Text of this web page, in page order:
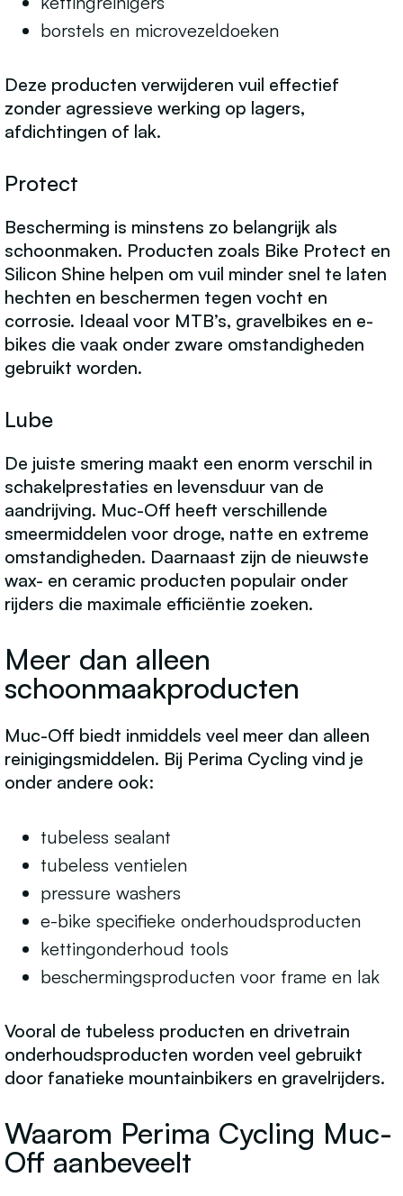
borstels en microvezeldoeken
Deze producten verwijderen vuil effectief
zonder agressieve werking op lagers,
afdichtingen of lak.
Protect
Bescherming is minstens zo belangrijk als
schoonmaken. Producten zoals Bike Protect en
Silicon Shine helpen om vuil minder snel te laten
hechten en beschermen tegen vocht en
corrosie. Ideaal voor MTB’s, gravelbikes en e-
bikes die vaak onder zware omstandigheden
gebruikt worden.
Lube
De juiste smering maakt een enorm verschil in
schakelprestaties en levensduur van de
aandrijving. Muc-Off heeft verschillende
smeermiddelen voor droge, natte en extreme
omstandigheden. Daarnaast zijn de nieuwste
wax- en ceramic producten populair onder
rijders die maximale efficiëntie zoeken.
Meer dan alleen
schoonmaakproducten
Muc-Off biedt inmiddels veel meer dan alleen
reinigingsmiddelen. Bij Perima Cycling vind je
onder andere ook:
tubeless sealant
tubeless ventielen
pressure washers
e-bike specifieke onderhoudsproducten
kettingonderhoud tools
beschermingsproducten voor frame en lak
Vooral de tubeless producten en drivetrain
onderhoudsproducten worden veel gebruikt
door fanatieke mountainbikers en gravelrijders.
Waarom Perima Cycling Muc-
Off aanbeveelt